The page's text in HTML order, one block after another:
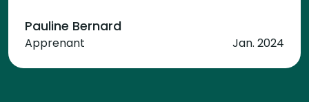
Pauline Bernard
Apprenant Jan. 2024